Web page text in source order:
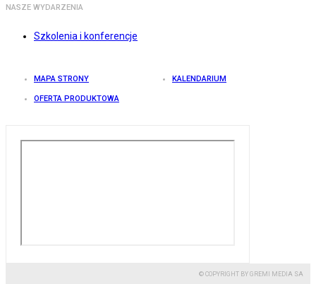
NASZE WYDARZENIA
Szkolenia i konferencje
MAPA STRONY KALENDARIUM
OFERTA PRODUKTOWA
© COPYRIGHT BY GREMI MEDIA SA